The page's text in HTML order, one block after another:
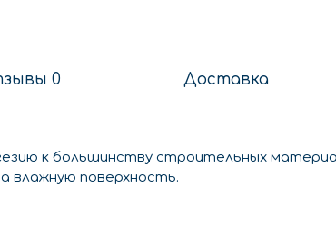
0 Доставка
к большинству строительных
влажную поверхность.